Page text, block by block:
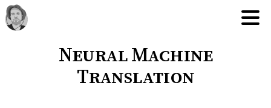
Neural Machine
Translation